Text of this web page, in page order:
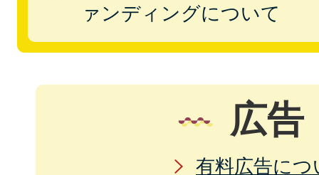
ァンディングについて
広告
有料広告につ